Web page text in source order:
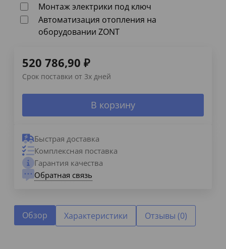
Монтаж электрики под ключ
Автоматизация отопления на
оборудовании ZONT
520 786,90 ₽
Срок поставки от 3х дней
В корзину
Быстрая доставка
Комплексная поставка
Гарантия качества
Обратная связь
Обзор Характеристики Отзывы (0)